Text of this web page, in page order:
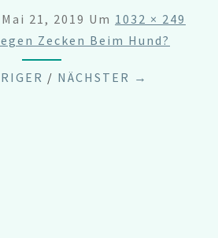
Mai 21, 2019 Um 1032 × 249
Zecken Beim Hund?
/ NÄCHSTER →